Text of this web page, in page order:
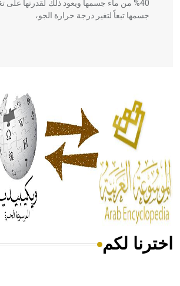
40% من ماء جسمها ويعود ذلك لقدرتها على
جسمها تبعاً لتغير درجة حرارة الجو،
الحكم، الأدلة، تنظيم التغذية، ورسالته في
له الفضل بأنه حرر الطب من الدين والفلسفة.
- هل تعلم أن المرجان إفراز حيواني يتكون
من مادة كربونات الكلسيوم، وهو أحمر أو
أجود أنواعه، ويمتاز بكبر الحجم ويسمى الش
هل تعلم أن الأبسيد كلمة فرنسية اللفظ تم
اخترنا لكم